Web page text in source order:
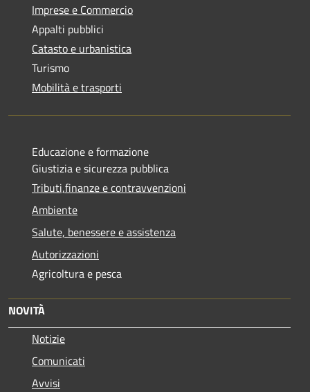
Imprese e Commercio
Appalti pubblici
Catasto e urbanistica
Turismo
Mobilità e trasporti
Educazione e formazione
Giustizia e sicurezza pubblica
Tributi,finanze e contravvenzioni
Ambiente
Salute, benessere e assistenza
Autorizzazioni
Agricoltura e pesca
NOVITÀ
Notizie
Comunicati
Avvisi